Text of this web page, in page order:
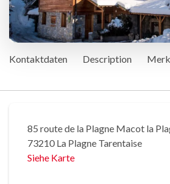
Kontaktdaten Description
85 route de la Plagne Macot la
73210 La Plagne Tarentaise
Siehe Karte